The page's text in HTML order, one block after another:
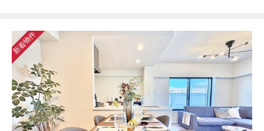
新着物件